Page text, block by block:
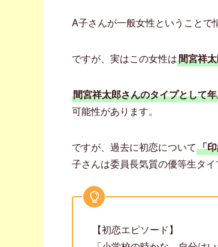
A子さんが一般女性ということで
ですが、実はこの女性は間宮祥
間宮祥太郎さんのタイプとして
可能性があります。
ですが、過去に初恋について「
子さんは委員長気質の優等生タイ
【初恋エピソード】